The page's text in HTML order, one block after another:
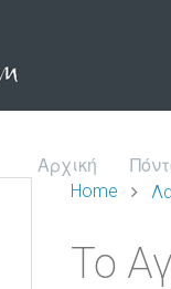
Αρχική
Home
Το